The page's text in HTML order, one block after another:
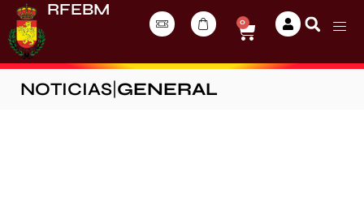
RFEBM
0
NOTICIAS GENERAL